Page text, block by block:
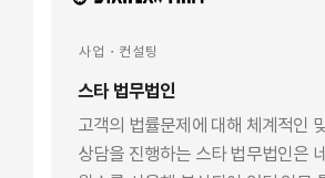
사업・컨설팅
스타 법무법인
고객의 법률문제에 대해 체계적인
상담을 진행하는 스타 법무법인은